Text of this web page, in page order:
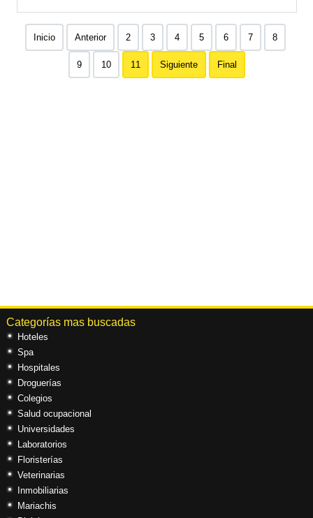
Inicio Anterior 2 3 4 5 6 7 8
9 10 11 Siguiente Final
Categorías mas buscadas
Hoteles
Spa
Hospitales
Droguerías
Colegios
Salud ocupacional
Universidades
Laboratorios
Floristerías
Veterinarias
Inmobiliarias
Mariachis